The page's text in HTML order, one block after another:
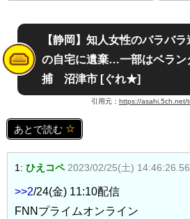
【静岡】知人女性のバラバ
の自宅に遺棄…一部はベラ
捕 沼津市 [ぐれ★]
引用元： https://asahi.5ch.net/
あとで読む
1: ひえコペ 2023/02/25(土)
>>2/24(金) 11:10配信
FNNプライムオンライン